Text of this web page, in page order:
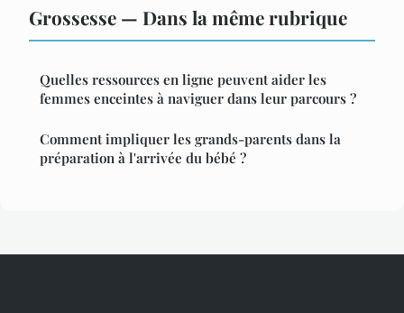
Grossesse — Dans la même rubrique
Quelles ressources en ligne peuvent aider les
femmes enceintes à naviguer dans leur parcours ?
Comment impliquer les grands-parents dans la
préparation à l'arrivée du bébé ?